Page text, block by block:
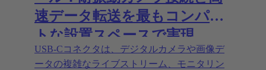
速データ転送を最もコンパク
トな設置スペースで実現
USB-Cコネクタは、デジタルカメラや画像デ
ータの複雑なライブストリーム、モニタリン